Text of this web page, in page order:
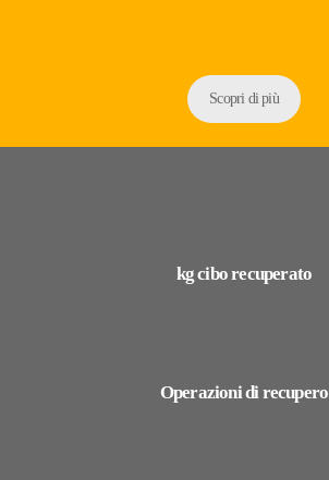
Scopri di più
kg cibo recuperato
Operazioni di recupero